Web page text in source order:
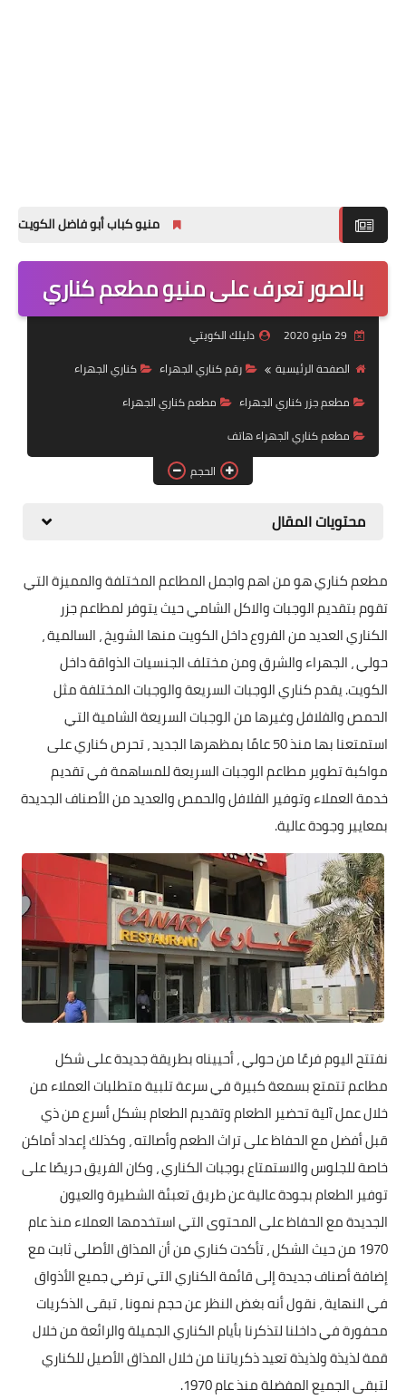
منيو كباب أبو فاضل الكويت مع
بالصور تعرف على منيو مطعم كناري
دليلك الكويتي
الصفحة الرئيسية
رقم كناري الجهراء
كناري الجهراء
مطعم جزر كناري الجهراء
مطعم كناري الجهراء
مطعم كناري الجهراء هاتف
الحجم
محتويات المقال
مطعم كناري هو من اهم واجمل المطاعم المختلفة والمميزة التي
تقوم بتقديم الوجبات والاكل الشامي حيث يتوفر لمطاعم جزر
الكناري العديد من الفروع داخل الكويت منها الشويخ ، السالمية ،
حولي ، الجهراء والشرق ومن مختلف الجنسيات الذواقة داخل
الكويت. يقدم كناري الوجبات السريعة والوجبات المختلفة مثل
الحمص والفلافل وغيرها من الوجبات السريعة الشامية التي
استمتعنا بها منذ 50 عامًا بمظهرها الجديد ، تحرص كناري على
مواكبة تطوير مطاعم الوجبات السريعة للمساهمة في تقديم
خدمة العملاء وتوفير الفلافل والحمص والعديد من الأصناف الجديدة
بمعايير وجودة عالية.
نفتتح اليوم فرعًا من حولي ، أحييناه بطريقة جديدة على شكل
مطاعم تتمتع بسمعة كبيرة في سرعة تلبية متطلبات العملاء من
خلال عمل آلية تحضير الطعام وتقديم الطعام بشكل أسرع من ذي
قبل أفضل مع الحفاظ على تراث الطعم وأصالته ، وكذلك إعداد أماكن
خاصة للجلوس والاستمتاع بوجبات الكناري ، وكان الفريق حريصًا على
توفير الطعام بجودة عالية عن طريق تعبئة الشطيرة والعيون
الجديدة مع الحفاظ على المحتوى التي استخدمها العملاء منذ عام
1970 من حيث الشكل ، تأكدت كناري من أن المذاق الأصلي ثابت مع
إضافة أصناف جديدة إلى قائمة الكناري التي ترضي جميع الأذواق
في النهاية ، نقول أنه بغض النظر عن حجم نمونا ، تبقى الذكريات
محفورة في داخلنا لتذكرنا بأيام الكناري الجميلة والرائعة من خلال
قمة لذيذة ولذيذة تعيد ذكرياتنا من خلال المذاق الأصيل للكناري
لتبقى الجميع المفضلة منذ عام 1970.